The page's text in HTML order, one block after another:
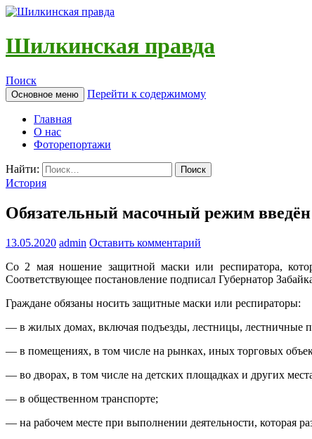
Шилкинская правда
Поиск
Основное меню Перейти к содержимому
Главная
О нас
Фоторепортажи
Найти:
История
Обязательный масочный режим введён
13.05.2020 admin Оставить комментарий
Со 2 мая ношение защитной маски или респиратора,
Соответствующее постановление подписал Губернатор
Граждане обязаны носить защитные маски или респираторы:
— в жилых домах, включая подъезды, лестницы, лестничные
— в помещениях, в том числе на рынках, иных торговых
— во дворах, в том числе на детских площадках и других
— в общественном транспорте;
— на рабочем месте при выполнении деятельности, которая